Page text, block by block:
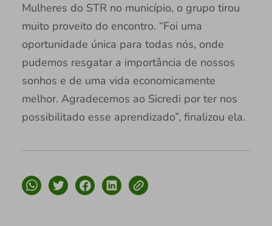
Mulheres do STR no município, o grupo tirou
muito proveito do encontro. “Foi uma
oportunidade única para todas nós, onde
pudemos resgatar a importância de nossos
sonhos e de uma vida economicamente
melhor. Agradecemos ao Sicredi por ter nos
possibilitado esse aprendizado”, finalizou ela.